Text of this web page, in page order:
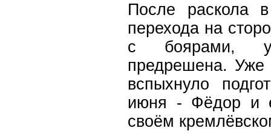
После раскола
перехода на
с боярами,
предрешена.
вспыхнуло
июня - Фёдор и
своём